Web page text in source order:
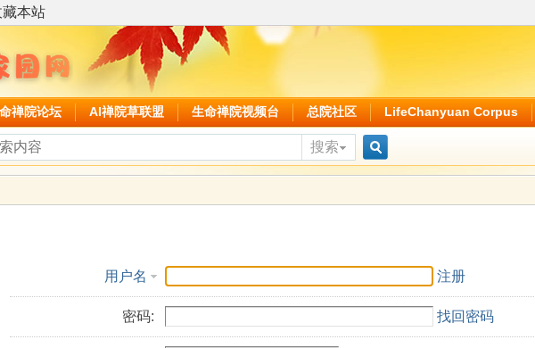
藏本站
禅院论坛 AI禅院草联盟 生命禅院视频台 总院社区 LifeChanyuan Corpus
搜索
搜
用户名 注册
密码: 找回密码